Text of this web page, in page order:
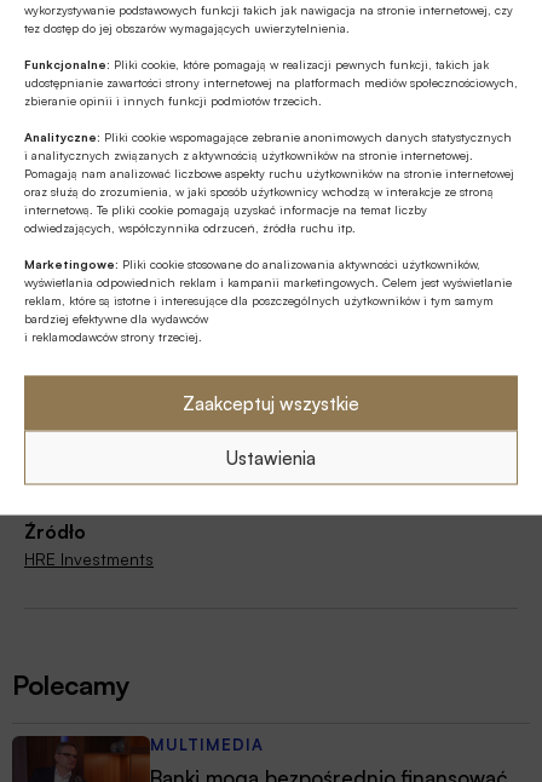
wykorzystywanie podstawowych funkcji takich jak nawigacja na stronie internetowej, czy
tez dostęp do jej obszarów wymagających uwierzytelnienia.
Funkcjonalne: Pliki cookie, które pomagają w realizacji pewnych funkcji, takich jak
udostępnianie zawartości strony internetowej na platformach mediów społecznościowych,
zbieranie opinii i innych funkcji podmiotów trzecich.
Analityczne: Pliki cookie wspomagające zebranie anonimowych danych statystycznych
i analitycznych związanych z aktywnością użytkowników na stronie internetowej.
Pomagają nam analizować liczbowe aspekty ruchu użytkowników na stronie internetowej
oraz służą do zrozumienia, w jaki sposób użytkownicy wchodzą w interakcje ze stroną
internetową. Te pliki cookie pomagają uzyskać informacje na temat liczby
odwiedzających, współczynnika odrzuceń, źródła ruchu itp.
Marketingowe: Pliki cookie stosowane do analizowania aktywności użytkowników,
wyświetlania odpowiednich reklam i kampanii marketingowych. Celem jest wyświetlanie
reklam, które są istotne i interesujące dla poszczególnych użytkowników i tym samym
bardziej efektywne dla wydawców
i reklamodawców strony trzeciej.
Zaakceptuj wszystkie
Ustawienia
Tagi
Bartosz Turek Hotelarstwo Hotele
Weekend majowy
Oskar Sękowski|Bartosz Turek
Źródło
HRE Investments
Polecamy
MULTIMEDIA